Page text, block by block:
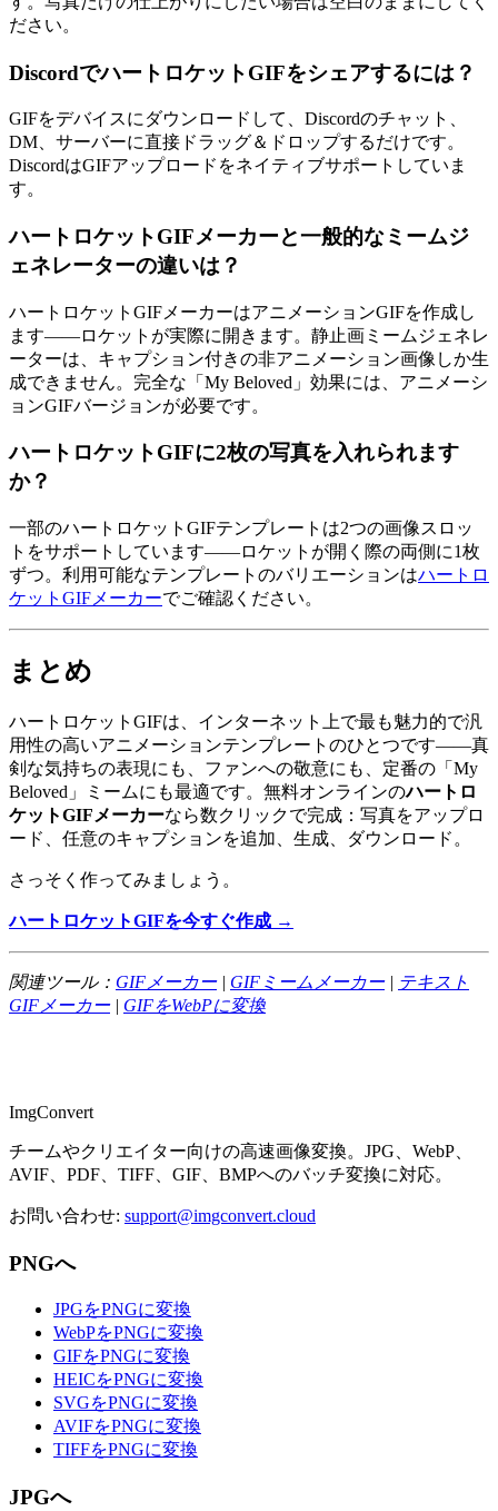
ださい。
DiscordでハートロケットGIFをシェアするには？
GIFをデバイスにダウンロードして、Discordのチャット、
DM、サーバーに直接ドラッグ＆ドロップするだけです。
DiscordはGIFアップロードをネイティブサポートしていま
す。
ハートロケットGIFメーカーと一般的なミームジ
ェネレーターの違いは？
ハートロケットGIFメーカーはアニメーションGIFを作成し
ます——ロケットが実際に開きます。静止画ミームジェネレ
ーターは、キャプション付きの非アニメーション画像しか生
成できません。完全な「My Beloved」効果には、アニメーシ
ョンGIFバージョンが必要です。
ハートロケットGIFに2枚の写真を入れられます
か？
一部のハートロケットGIFテンプレートは2つの画像スロッ
トをサポートしています——ロケットが開く際の両側に1枚
ずつ。利用可能なテンプレートのバリエーションはハートロ
ケットGIFメーカーでご確認ください。
まとめ
ハートロケットGIFは、インターネット上で最も魅力的で汎
用性の高いアニメーションテンプレートのひとつです——真
剣な気持ちの表現にも、ファンへの敬意にも、定番の「My
Beloved」ミームにも最適です。無料オンラインのハートロ
ケットGIFメーカーなら数クリックで完成：写真をアップロ
ード、任意のキャプションを追加、生成、ダウンロード。
さっそく作ってみましょう。
ハートロケットGIFを今すぐ作成 →
関連ツール： GIFメーカー| GIFミームメーカー| テキスト
GIFメーカー| GIFをWebPに変換
ImgConvert
チームやクリエイター向けの高速画像変換。JPG、WebP、
AVIF、PDF、TIFF、GIF、BMPへのバッチ変換に対応。
お問い合わせ: support@imgconvert.cloud
PNGへ
JPGをPNGに変換
WebPをPNGに変換
GIFをPNGに変換
HEICをPNGに変換
SVGをPNGに変換
AVIFをPNGに変換
TIFFをPNGに変換
JPGへ